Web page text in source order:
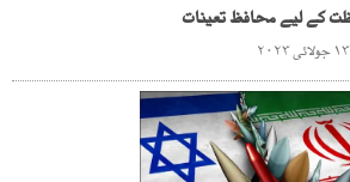
کے لیے محافظ تعینات